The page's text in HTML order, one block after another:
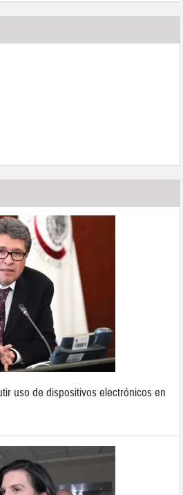
uso de dispositivos electrónicos en